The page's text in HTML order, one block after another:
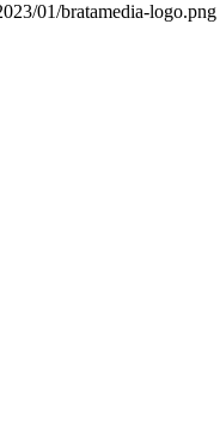
01/bratamedia-logo.png